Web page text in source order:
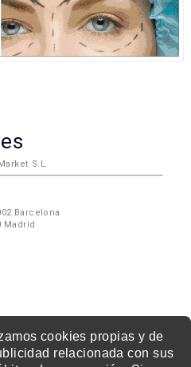
cookies propias y de
relacionada con sus
S.L.
Barcelona
Madrid